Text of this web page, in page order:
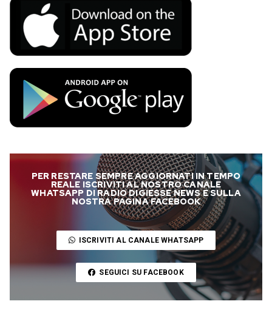
PER RESTARE SEMPRE AGGIORNATI IN TEMPO
REALE ISCRIVITI AL NOSTRO CANALE
WHATSAPP DI RADIO DIGIESSE NEWS E SULLA
NOSTRA PAGINA FACEBOOK
ISCRIVITI AL CANALE WHATSAPP
SEGUICI SU FACEBOOK